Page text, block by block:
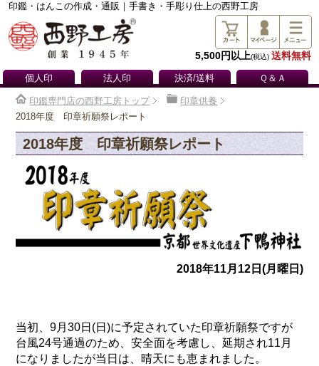
印鑑・はんこの作成・通販｜手書き・手彫り仕上の西野工房
5,500円以上(税込) 送料無料
個人印 法人印 決済/送料 Ｑ＆Ａ
印鑑専門店の西野工房トップ
印章供養
2018年度 印章祈願祭レポート
2018年度 印章祈願祭レポート
2018年11月12日(月曜日)
当初、9月30日(日)に予定されていた印章祈願祭ですが
台風24号通過のため、安全面を考慮し、延期され11月
になりましたが当日は、晴天にも恵まれました。